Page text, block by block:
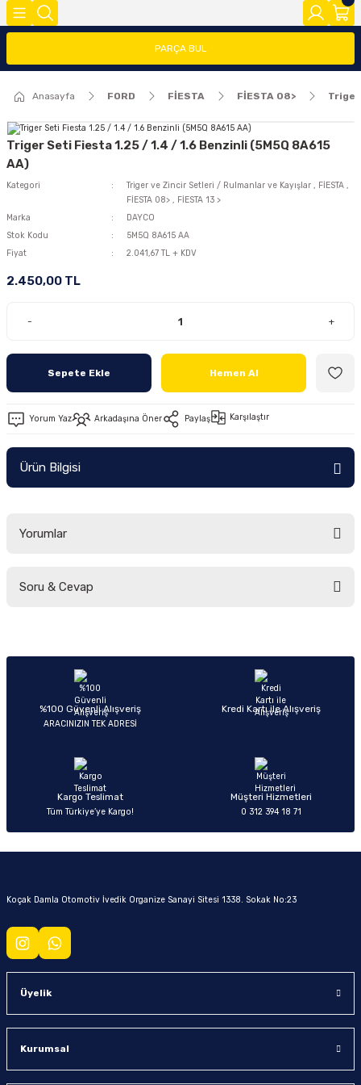
FOCUS
FAR/STOP/AYNA GRUBU
FOCUS 1
FOCUS 2 (2005-2008)
Ön/Arka Takımlar
FİESTA
FİESTA 08>
FİESTA 13 >
FİESTA 2002-2008
COURİER
COURİER 2014-2018
COURİER 2018-2023
COURİER 2023>
CONNECT
CONNECT 2002-2008
CONNECT 2008-2013
CONNECT 2014 >
TRANSİT
TRANSİT 2014-2018
TRANSİT 2018-2023
MODEL Y
2020>
(FMY)
PARÇA BUL
Anasayfa FORD FİESTA FİESTA 08>
Triger Seti Fiesta 1.25 / 1.4 / 1.6 Benzinli (5M5Q 8A615
AA)
Kategori Triger ve Zincir Setleri / Rulmanlar ve Kayışlar , FİESTA ,
FİESTA 08> , FİESTA 13 >
Marka
DAYCO
Stok Kodu
5M5Q 8A615 AA
Fiyat
2.041,67 TL + KDV
2.450,00 TL
- +
Sepete Ekle Hemen Al
Yorum Yaz Arkadaşına Öner Paylaş Karşılaştır
Ürün Bilgisi
Yorumlar
Soru & Cevap
Ürün hakkında henüz soru sorulmamış.
%100 Güvenli Alışveriş
ARACINIZIN TEK ADRESİ
Kredi Kartı ile Alışveriş
Kargo Teslimat
Tüm Türkiye’ye Kargo!
Müşteri Hizmetleri
0 312 394 18 71
Koçak Damla Otomotiv İvedik Organize Sanayi Sitesi 1338. Sokak No:23
Üyelik
Kurumsal